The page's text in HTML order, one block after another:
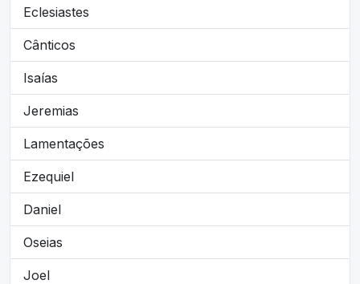
Eclesiastes
Cânticos
Isaías
Jeremias
Lamentações
Ezequiel
Daniel
Oseias
Joel